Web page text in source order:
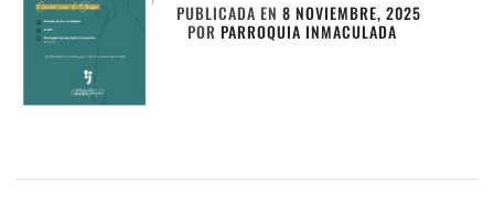
PUBLICADA EN8 NOVIEMBRE, 2025
PORPARROQUIA INMACULADA